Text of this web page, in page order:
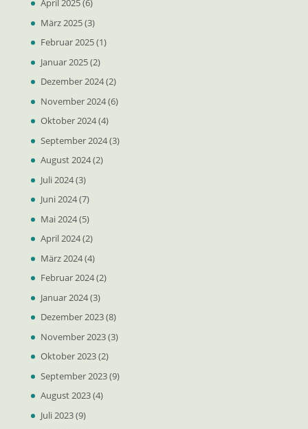
April 2025(6)
März 2025(3)
Februar 2025(1)
Januar 2025(2)
Dezember 2024(2)
November 2024(6)
Oktober 2024(4)
September 2024(3)
August 2024(2)
Juli 2024(3)
Juni 2024(7)
Mai 2024(5)
April 2024(2)
März 2024(4)
Februar 2024(2)
Januar 2024(3)
Dezember 2023(8)
November 2023(3)
Oktober 2023(2)
September 2023(9)
August 2023(4)
Juli 2023(9)